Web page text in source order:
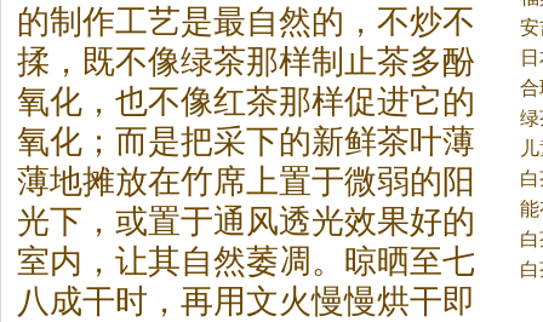
茶
无
的制作工艺是最自然的，不炒不
揉，既不像绿茶那样制止茶多酚
氧化，也不像红茶那样促进它的
氧化；而是把采下的新鲜茶叶薄
薄地摊放在竹席上置于微弱的阳
光下，或置于通风透光效果好的
室内，让其自然萎凋。 晾晒至七
八成干时，再用文火慢慢烘干即